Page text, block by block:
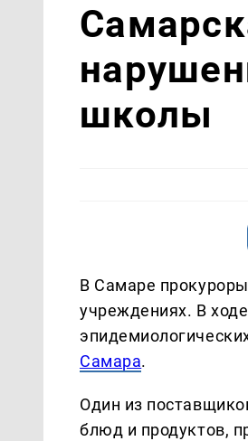
школы
В Самаре
учреждениях. В
Самара.
Один из
блюд и продуктов,